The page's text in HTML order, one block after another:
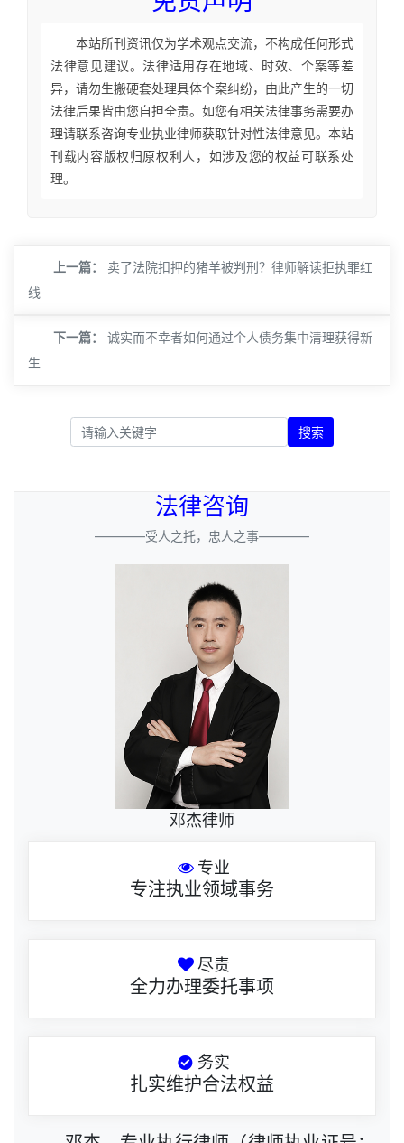
本站所刊资讯仅为学术观点交流，不构成任何形式
法律意见建议。法律适用存在地域、时效、个案等差
异，请勿生搬硬套处理具体个案纠纷，由此产生的一切
法律后果皆由您自担全责。如您有相关法律事务需要办
理请联系咨询专业执业律师获取针对性法律意见。本站
刊载内容版权归原权利人，如涉及您的权益可联系处
理。
上一篇：
卖了法院扣押的猪羊被判刑？律师解读拒执罪红
线
下一篇：
诚实而不幸者如何通过个人债务集中清理获得新
生
搜索
法律咨询
————受人之托，忠人之事————
邓杰律师
专业
专注执业领域事务
尽责
全力办理委托事项
务实
扎实维护合法权益